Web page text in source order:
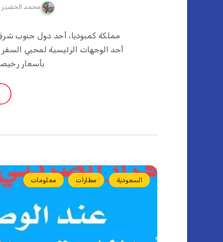
محمد الخضير
مملكة كمبوديا، أحد دول جنوب
أحد الوجهات الرئيسية لمحبي
بأسعار
السعودية مطارات معلومات